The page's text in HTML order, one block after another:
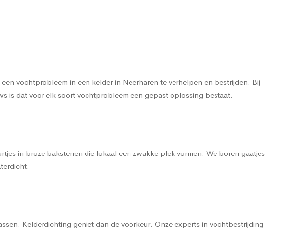
vochtprobleem in een kelder in Neerharen te verhelpen en bestrijden. Bij
is dat voor elk soort vochtprobleem een gepast oplossing bestaat.
in broze bakstenen die lokaal een zwakke plek vormen. We boren gaatjes
Kelderdichting geniet dan de voorkeur. Onze experts in vochtbestrijding